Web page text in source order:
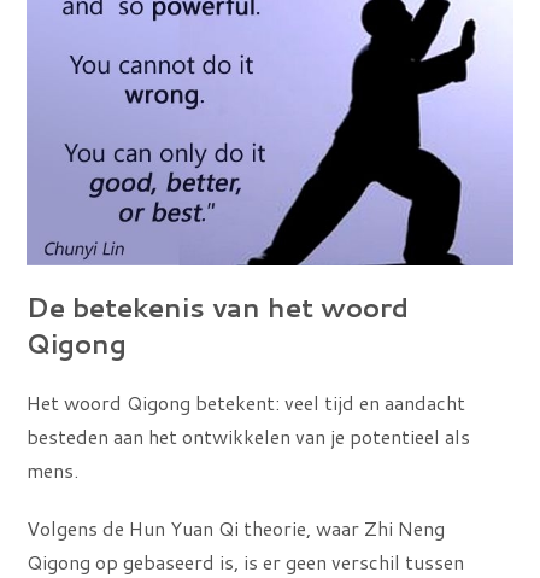
De betekenis van het woord
Qigong
Het woord Qigong betekent: veel tijd en aandacht
besteden aan het ontwikkelen van je potentieel als
mens.
Volgens de Hun Yuan Qi theorie, waar Zhi Neng
Qigong op gebaseerd is, is er geen verschil tussen